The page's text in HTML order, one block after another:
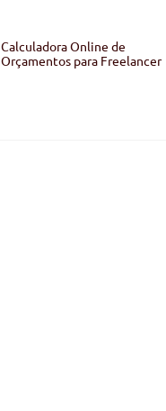
Calculadora Online de
Orçamentos para Freelancer